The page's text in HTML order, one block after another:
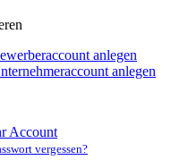
anlegen
anlegen
Account
vergessen?